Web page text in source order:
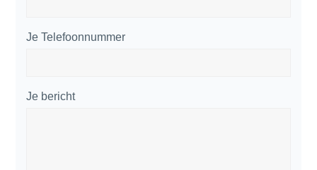
Je Telefoonnummer
Je bericht